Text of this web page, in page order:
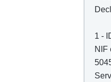
1 -
NIF